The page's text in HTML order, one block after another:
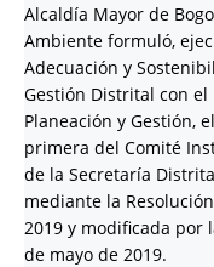
Alcaldía Mayor de
Ambiente formuló,
Adecuación y
Gestión Distrital con
Planeación y Gestión,
primera del Comité
de la Secretaría
mediante la
2019 y modificada por
de mayo de 2019.